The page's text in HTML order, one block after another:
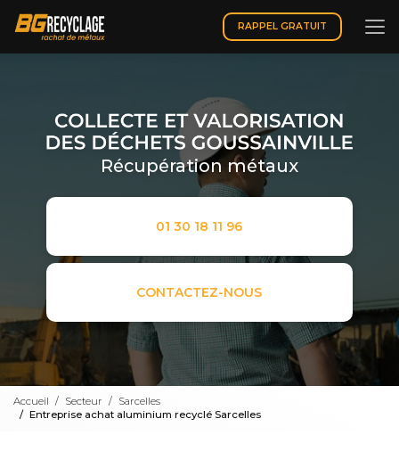
contenu
principal
RAPPEL GRATUIT
Récupération métaux
01 30 18 11 96
CONTACTEZ-NOUS
Accueil Secteur
Sarcelles
Entreprise achat aluminium recyclé Sarcelles